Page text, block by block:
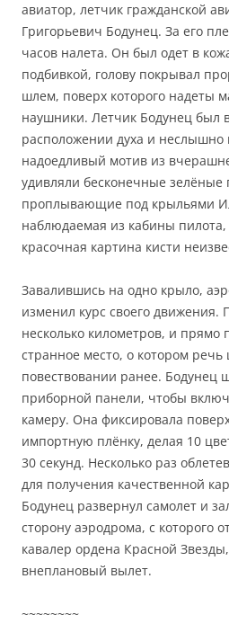
авиатор, летчик гражданской
Григорьевич Бодунец. За его
часов налета. Он был одет в
подбивкой, голову покрывал
шлем, поверх которого надеты
наушники. Летчик Бодунец был
расположении духа и неслышно
надоедливый мотив из
удивляли бесконечные зелёные
проплывающие под крыльями
наблюдаемая из кабины пилота,
красочная картина кисти
Завалившись на одно крыло,
изменил курс своего движения.
несколько километров, и прямо
странное место, о котором
повествовании ранее. Бодунец
приборной панели, чтобы
камеру. Она фиксировала
импортную плёнку, делая 10
30 секунд. Несколько раз
для получения качественной
Бодунец развернул самолет и
сторону аэродрома, с которого
кавалер ордена Красной
внеплановый вылет.
~~~~~~~~